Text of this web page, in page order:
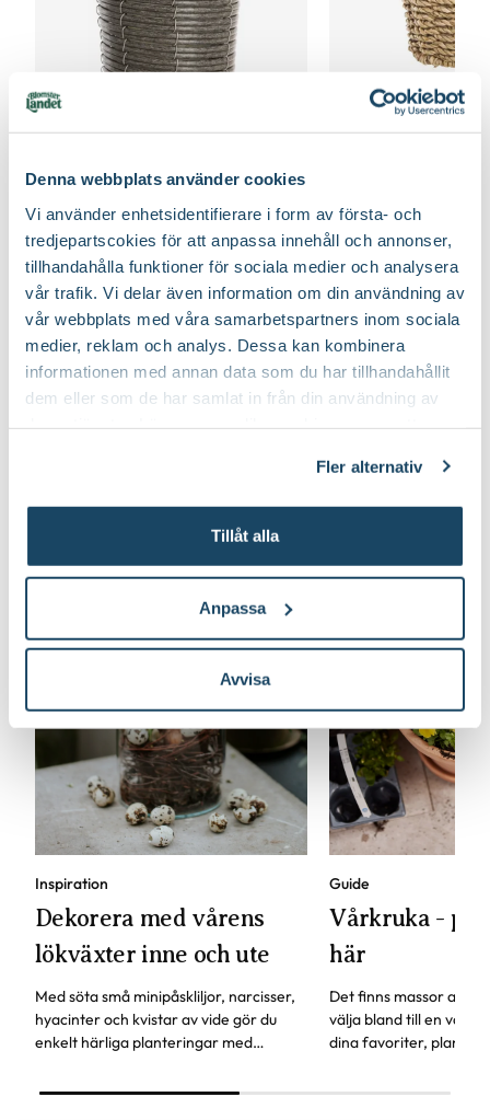
Denna webbplats använder cookies
Vi använder enhetsidentifierare i form av första- och
tredjepartscokies för att anpassa innehåll och annonser,
tillhandahålla funktioner för sociala medier och analysera
vår trafik. Vi delar även information om din användning av
vår webbplats med våra samarbetspartners inom sociala
medier, reklam och analys. Dessa kan kombinera
informationen med annan data som du har tillhandahållit
dem eller som de har samlat in från din användning av
Fler alternativ
Tillåt alla
Anpassa
Avvisa
Från Sverige Vad betyder märkningen?
Ursprung Europa (Sverige), Turkiet, V Iran, V Sibirien
Korgkruka Elton
Online
Slut i lager
Till Produkten
till Korgkruka Elton produktsida
Korgkruka Celina
Online
Till
Inspiration med vårens första blommor
Inspiration
Dekorera med vårens
lökväxter inne och ute
Med söta små minipåskliljor, narcisser,
hyacinter och kvistar av vide gör du
enkelt härliga planteringar med
både inomhus och på trappan.
Guide
Vårkruka -
här
Det finns massor av
välja bland till en
dina favoriter,
din vårkruka klar!